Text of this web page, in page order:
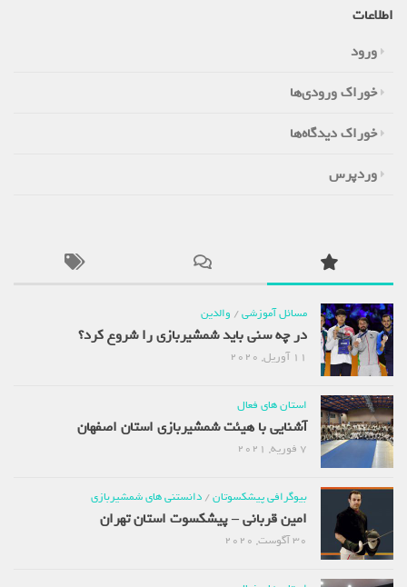
اطلاعات
ورود
خوراک ورودی‌ها
خوراک دیدگاه‌ها
وردپرس
مسائل آموزشی/ والدین
در چه سنی باید شمشیربازی را شروع کرد؟
11 آوریل, 2020
استان های فعال
آشنایی با هیئت شمشیربازی استان اصفهان
7 فوریه, 2021
بیوگرافی پیشکسوتان/ دانستنی های شمشیربازی
امین قربانی – پیشکسوت استان تهران
30 آگوست, 2020